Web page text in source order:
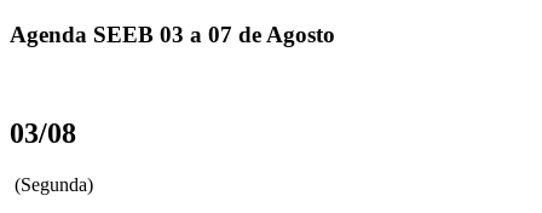
Agenda SEEB 03 a 07 de Agosto
03/08
(Segunda)